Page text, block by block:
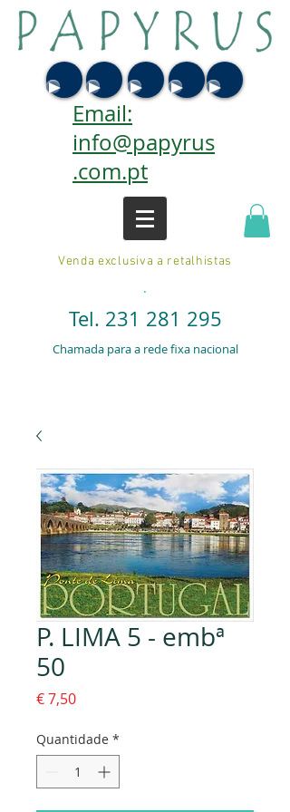
Email:
info@papyrus
.com.pt
Venda exclusiva a retalhistas
.
Tel. 231 281 295
Chamada para a rede fixa nacional
P. LIMA 5 - embª
50
€ 7,50Preço
Quantidade *